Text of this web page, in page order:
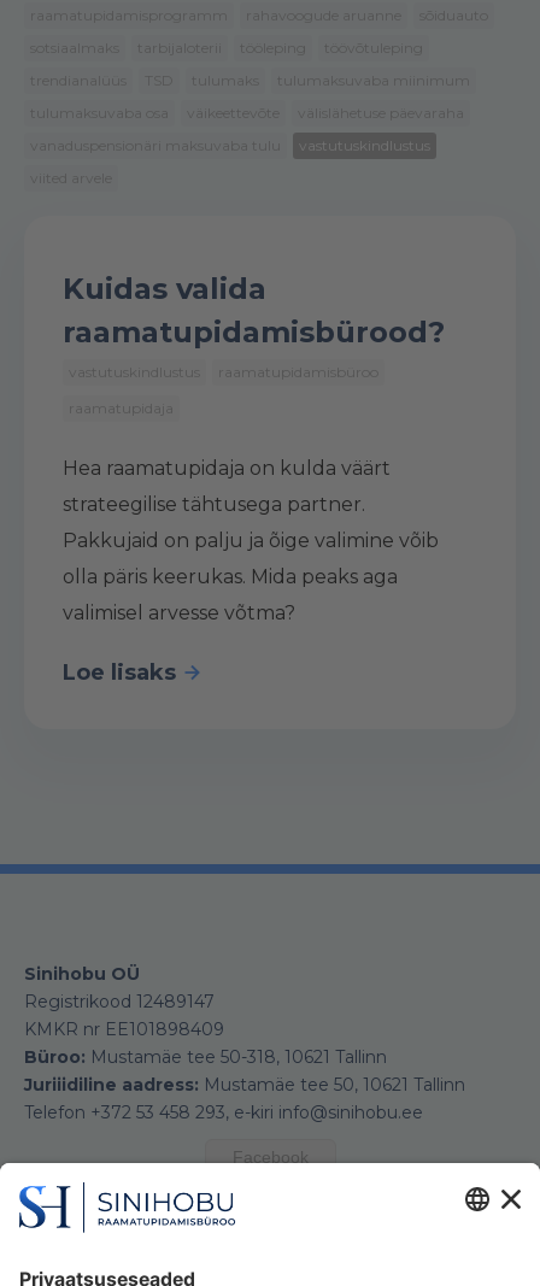
raamatupidamisprogramm
rahavoogude aruanne
sõiduauto
sotsiaalmaks
tarbijaloterii tööleping
töövõtuleping
trendianalüüs
tulumaks
tulumaksuvaba miinimum
tulumaksuvaba osa
väikeettevõte
välislähetuse päevaraha
vanaduspensionäri maksuvaba tulu
vastutuskindlustus
viited arvele
Kuidas valida
raamatupidamisbürood?
vastutuskindlustus
raamatupidamisbüroo
raamatupidaja
Hea raamatupidaja on kulda väärt
strateegilise tähtusega partner.
Pakkujaid on palju ja õige valimine võib
olla päris keerukas. Mida peaks aga
valimisel arvesse võtma?
Loe lisaks
Sinihobu OÜ
Registrikood 12489147
KMKR nr EE101898409
Büroo: Mustamäe tee 50-318, 10621 Tallinn
Juriiidiline aadress: Mustamäe tee 50, 10621 Tallinn
Telefon +372 53 458 293, e-kiri info@sinihobu.ee
Facebook